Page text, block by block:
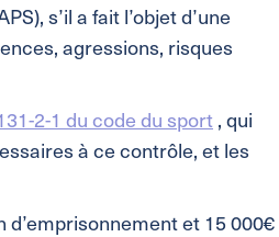
s’il a fait l’objet d’une
agressions, risques
2-1 du code du sport , qui
à ce contrôle, et les
d’emprisonnement et 15 000€